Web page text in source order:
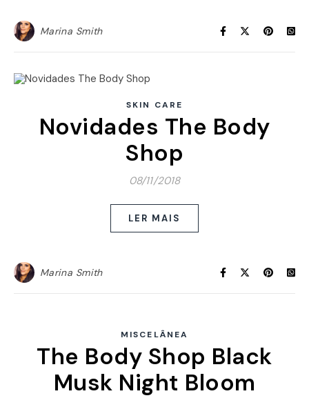
Marina Smith
SKIN CARE
Novidades The Body
Shop
08/11/2018
LER MAIS
Marina Smith
MISCELÂNEA
The Body Shop Black
Musk Night Bloom